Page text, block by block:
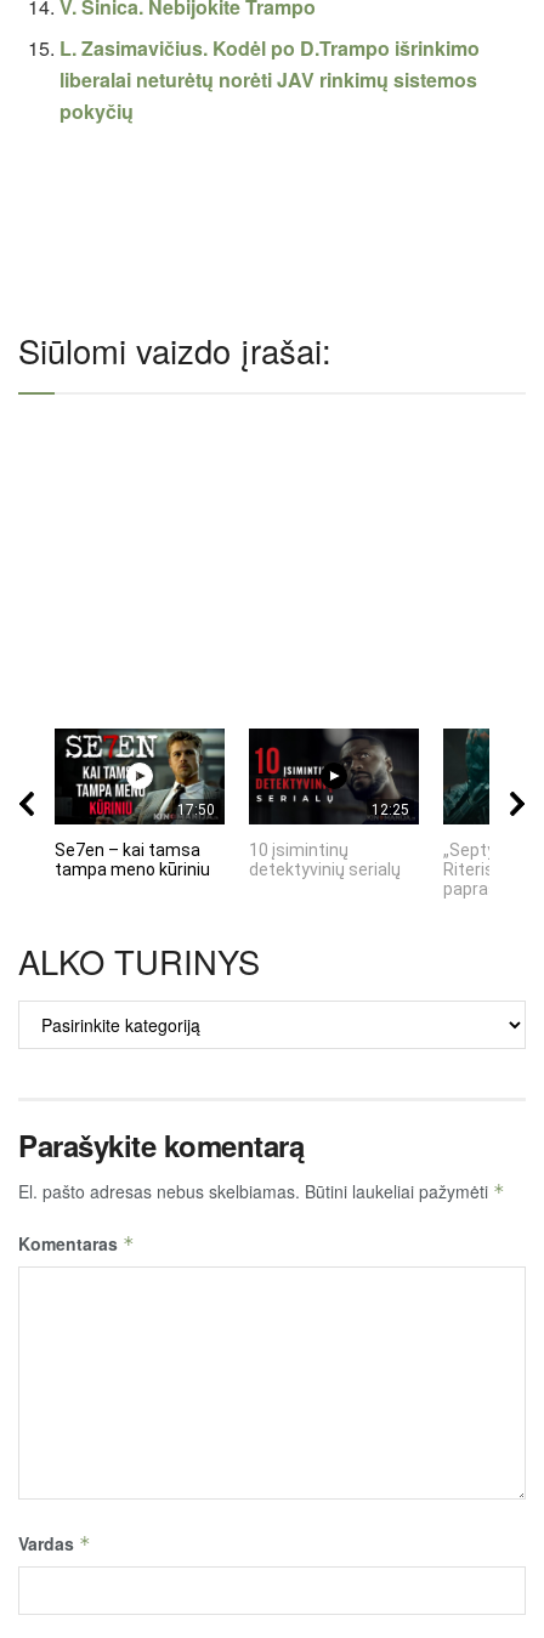
V. Sinica. Nebijokite Trampo
L. Zasimavičius. Kodėl po D.Trampo išrinkimo
liberalai neturėtų norėti JAV rinkimų sistemos
pokyčių
Siūlomi vaizdo įrašai:
17:50
Se7en – kai tamsa
tampa meno kūriniu
12:25
10 įsimintinų
detektyvinių serialų
„Septynių
Riteris" – kai
ALKO TURINYS
TURINYS
Parašykite komentarą
El. pašto adresas nebus skelbiamas. Būtini laukeliai pažymėti *
Komentaras *
Vardas *